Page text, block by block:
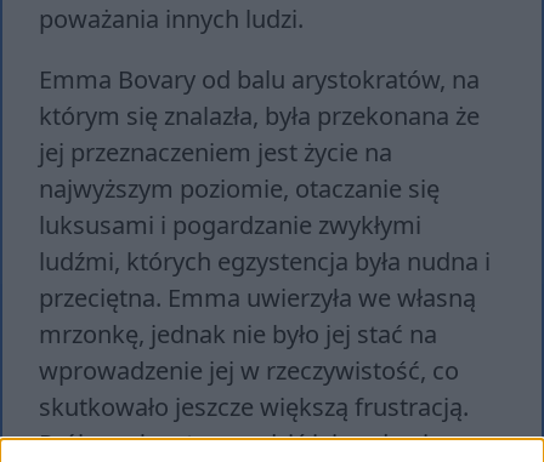
poważania innych ludzi.
Emma Bovary od balu arystokratów, na
którym się znalazła, była przekonana że
jej przeznaczeniem jest życie na
najwyższym poziomie, otaczanie się
luksusami i pogardzanie zwykłymi
ludźmi, których egzystencja była nudna i
przeciętna. Emma uwierzyła we własną
mrzonkę, jednak nie było jej stać na
wprowadzenie jej w rzeczywistość, co
skutkowało jeszcze większą frustracją.
Próbował na to zaradzić jej mąż, więc